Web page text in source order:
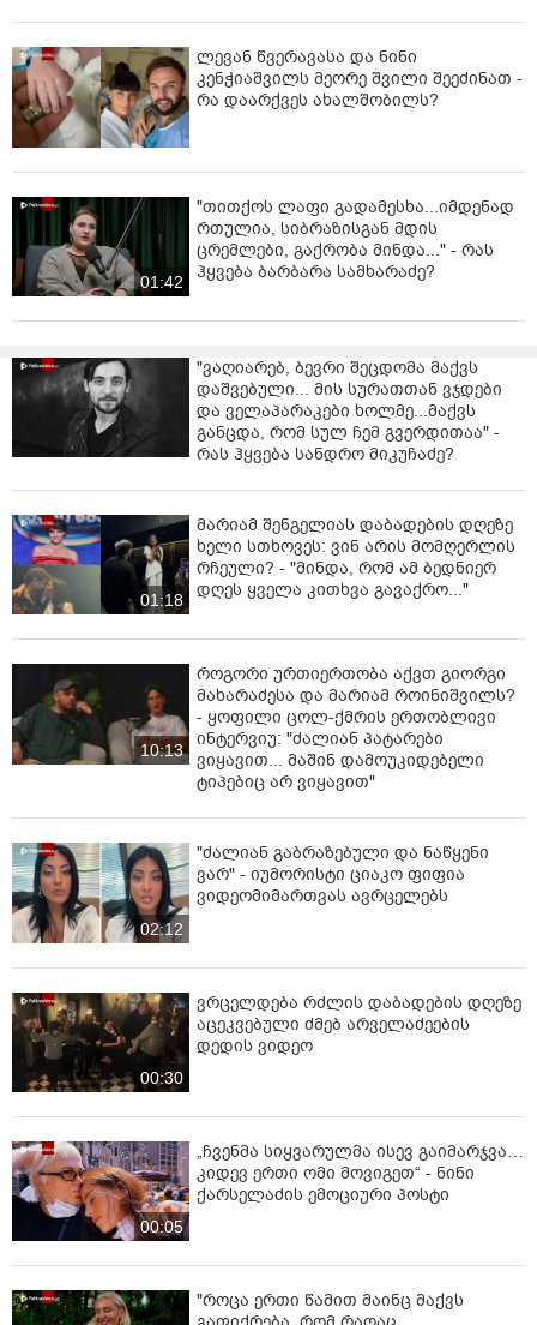
ლევან წვერავასა და ნინი
კენჭიაშვილს მეორე შვილი შეეძინათ -
რა დაარქვეს ახალშობილს?
01:42
"თითქოს ლაფი გადამესხა...იმდენად
რთულია, სიბრაზისგან მდის
ცრემლები, გაქრობა მინდა..." - რას
ჰყვება ბარბარა სამხარაძე?
"ვაღიარებ, ბევრი შეცდომა მაქვს
დაშვებული... მის სურათთან ვჯდები
და ველაპარაკები ხოლმე...მაქვს
განცდა, რომ სულ ჩემ გვერდითაა" -
რას ჰყვება სანდრო მიკუჩაძე?
01:18
მარიამ შენგელიას დაბადების დღეზე
ხელი სთხოვეს: ვინ არის მომღერლის
რჩეული? - "მინდა, რომ ამ ბედნიერ
დღეს ყველა კითხვა გავაქრო..."
10:13
როგორი ურთიერთობა აქვთ გიორგი
მახარაძესა და მარიამ როინიშვილს?
- ყოფილი ცოლ-ქმრის ერთობლივი
ინტერვიუ: "ძალიან პატარები
ვიყავით... მაშინ დამოუკიდებელი
ტიპებიც არ ვიყავით"
02:12
"ძალიან გაბრაზებული და ნაწყენი
ვარ" - იუმორისტი ციაკო ფიფია
ვიდეომიმართვას ავრცელებს
00:30
ვრცელდება რძლის დაბადების დღეზე
აცეკვებული ძმებ არველაძეების
დედის ვიდეო
00:05
„ჩვენმა სიყვარულმა ისევ გაიმარჯვა…
კიდევ ერთი ომი მოვიგეთ“ - ნინი
ქარსელაძის ემოციური პოსტი
"როცა ერთი წამით მაინც მაქვს